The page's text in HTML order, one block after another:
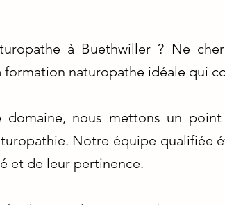
à Buethwiller ? Ne
naturopathe idéale qui
domaine, nous mettons un
Notre équipe qualifiée
et de leur pertinence.